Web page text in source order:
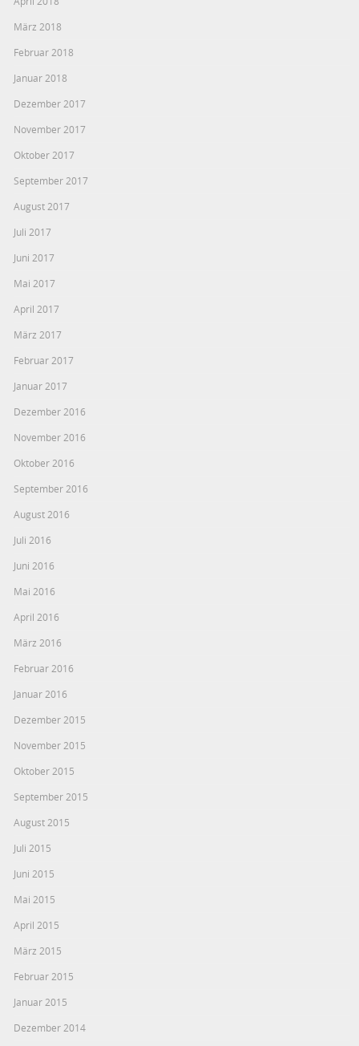
März 2018
Februar 2018
Januar 2018
Dezember 2017
November 2017
Oktober 2017
September 2017
August 2017
Juli 2017
Juni 2017
Mai 2017
April 2017
März 2017
Februar 2017
Januar 2017
Dezember 2016
November 2016
Oktober 2016
September 2016
August 2016
Juli 2016
Juni 2016
Mai 2016
April 2016
März 2016
Februar 2016
Januar 2016
Dezember 2015
November 2015
Oktober 2015
September 2015
August 2015
Juli 2015
Juni 2015
Mai 2015
April 2015
März 2015
Februar 2015
Januar 2015
Dezember 2014